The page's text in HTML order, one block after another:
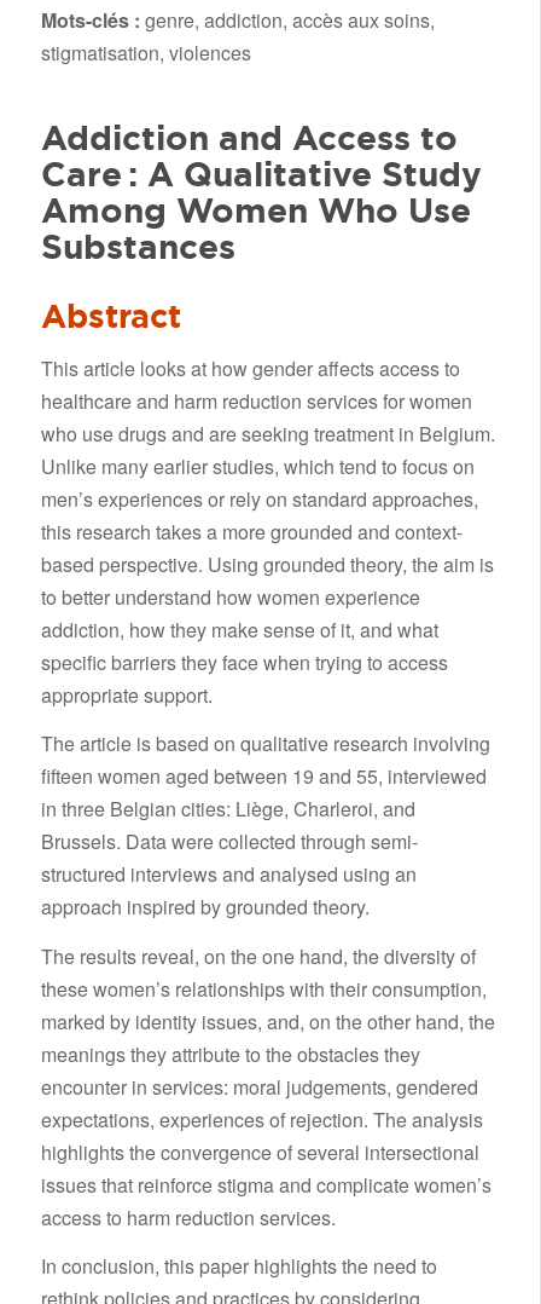
Mots-clés : genre, addiction, accès aux soins,
stigmatisation, violences
Addiction and Access to
Care : A Qualitative Study
Among Women Who Use
Substances
Abstract
This article looks at how gender affects access to
healthcare and harm reduction services for women
who use drugs and are seeking treatment in Belgium.
Unlike many earlier studies, which tend to focus on
men’s experiences or rely on standard approaches,
this research takes a more grounded and context-
based perspective. Using grounded theory, the aim is
to better understand how women experience
addiction, how they make sense of it, and what
specific barriers they face when trying to access
appropriate support.
The article is based on qualitative research involving
fifteen women aged between 19 and 55, interviewed
in three Belgian cities: Liège, Charleroi, and
Brussels. Data were collected through semi-
structured interviews and analysed using an
approach inspired by grounded theory.
The results reveal, on the one hand, the diversity of
these women’s relationships with their consumption,
marked by identity issues, and, on the other hand, the
meanings they attribute to the obstacles they
encounter in services: moral judgements, gendered
expectations, experiences of rejection. The analysis
highlights the convergence of several intersectional
issues that reinforce stigma and complicate women’s
access to harm reduction services.
In conclusion, this paper highlights the need to